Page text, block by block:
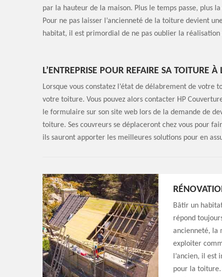
par la hauteur de la maison. Plus le temps passe, plus
Pour ne pas laisser l’ancienneté de la toiture devient
habitat, il est primordial de ne pas oublier la
L’ENTREPRISE POUR REFAIRE SA TOITURE
Lorsque vous constatez l’état de délabrement de
votre toiture. Vous pouvez alors contacter HP
le formulaire sur son site web lors de la demande de
toiture. Ses couvreurs se déplaceront chez vous pour
ils sauront apporter les meilleures solutions pour en
Bâtir un
répond
ancienneté, la
exploiter
l’ancien, il
pour la